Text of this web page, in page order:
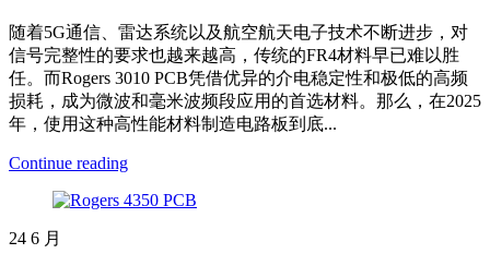
随着5G通信、雷达系统以及航空航天电子技术不断进步，对
信号完整性的要求也越来越高，传统的FR4材料早已难以胜
任。而Rogers 3010 PCB凭借优异的介电稳定性和极低的高频
损耗，成为微波和毫米波频段应用的首选材料。那么，在2025
年，使用这种高性能材料制造电路板到底...
Continue reading
24 6 月